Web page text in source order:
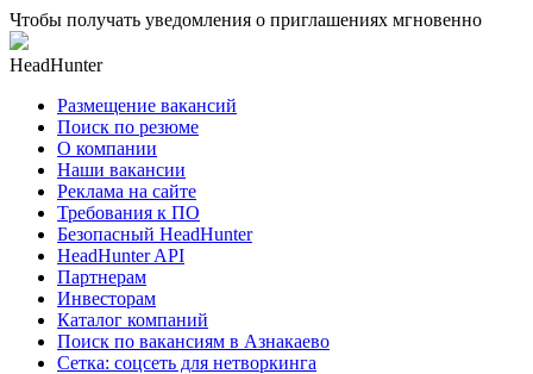
Чтобы получать уведомления о приглашениях мгновенно
HeadHunter
Размещение вакансий
Поиск по резюме
О компании
Наши вакансии
Реклама на сайте
Требования к ПО
Безопасный HeadHunter
HeadHunter API
Партнерам
Инвесторам
Каталог компаний
Поиск по вакансиям в Азнакаево
Сетка: соцсеть для нетворкинга